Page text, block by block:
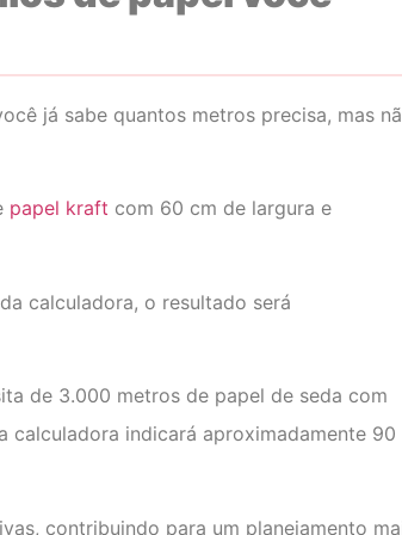
já sabe quantos metros precisa, mas
papel kraft com 60 cm de largura e
calculadora, o resultado será
de 3.000 metros de papel de seda com
calculadora indicará aproximadamente 90
contribuindo para um planejamento